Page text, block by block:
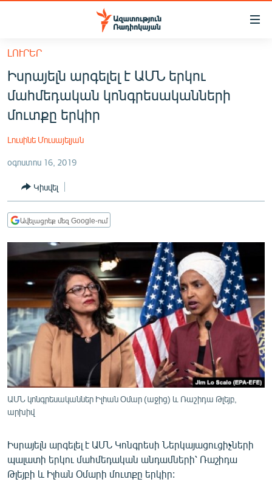
Մատչելիության
հիմնական
բովանդակությանը
Անցնել
հիմնական
մենյուին
ՀԱՅԱՍՏԱՆ
ՔԱՂԱՔԱԿԱՆ
ՏՆՏԵՍՈՒԹՅՈՒՆ
ՂԱՐԱԲԱՂ
ՏԱՐԱԾԱՇՐՋԱՆ
ՄԻՋԱԶԳԱՅԻՆ
ՄՇԱԿՈՒՅԹ
ՍՊՈՐՏ
ՄԵԿՆԱԲԱՆՈՒԹՅՈՒՆ
ՏՏ ԵՒ ԻՆՏԵՐՆԵՏ
ԱՐԽԻՎ
ԲԱՆԱՎԵՃ
ՁԳՏԵԼՈՎ ԼԱՎԱԳՈՒՅՆԻՆ
ԼՈՒՐԵՐ
Իսրայելն արգելել է ԱՄՆ երկու
մահմեդական կոնգրեսականների
մուտքը երկիր
Լուսինե Մուսայելյան
օգոստոս 16, 2019
Կիսվել
Ավելացրեք մեզ Google-ում
ԱՄՆ կոնգրեսականներ Իլհան Օմար (աջից) և Ռաշիդա Թլեյբ,
արխիվ
Իսրայելն արգելել է ԱՄՆ Կոնգրեսի Ներկայացուցիչների
պալատի երկու մահմեդական անդամների՝ Ռաշիդա
Թլեյբի և Իլհան Օմարի մուտքը երկիր: